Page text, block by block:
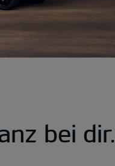
bei dir.